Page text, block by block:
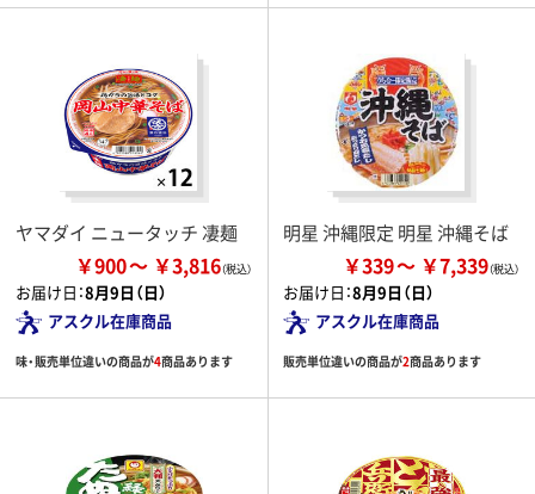
ヤマダイ ニュータッチ 凄麺
￥900 ￥3,816
お届け日：8月9日（日）
アスクル在庫商品
味・販売単位違いの商品が4商品あります
明星 沖縄限定 明星 沖縄そば
￥339 ￥7,339
お届け日：8月9日（日）
アスクル在庫商品
販売単位違いの商品が2商品あります